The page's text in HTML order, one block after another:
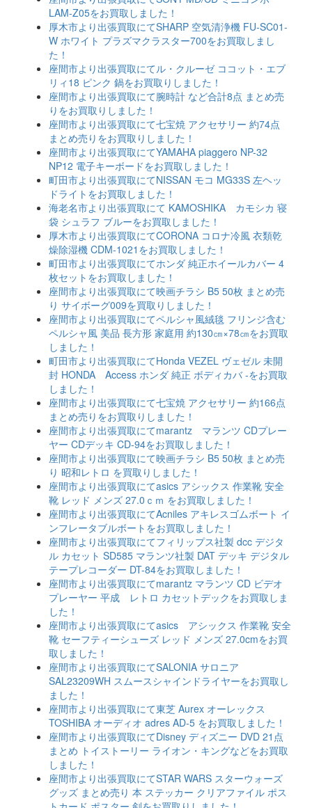
LAM-Z05をお買取しました！
厚木市より出張買取にてSHARP 空気清浄機 FU-SC01-
W ホワイト プラズマクラスター700をお買取しまし
た！
座間市より出張買取にてル・クルーゼ ココット・エブ
リィ18 ピンク 鍋をお買取りしました！
座間市より出張買取にて腕時計 など合計8点 まとめ売
りをお買取りしました！
座間市より出張買取にて七宝焼 アクセサリー 約74点
まとめ売りをお買取りしました！
座間市より出張買取にてYAMAHA piaggero NP-32
NP12 電子キーボードをお買取しました！
町田市より出張買取にてNISSAN モコ MG33S 左ヘッ
ドライトをお買取しました！
海老名市より出張買取にて KAMOSHIKA カモシカ 寝
袋 シュラフ ブルーをお買取しました！
厚木市より出張買取にてCORONA コロナ冷風 衣類乾
燥除湿機 CDM-1021をお買取しました！
町田市より出張買取にてホンダ 純正ホイールカバー 4
枚セットをお買取しました！
座間市より出張買取にて映画チラシ B5 50枚 まとめ売
り サイボーグ009を買取りしました！
座間市より出張買取にてペルシャ風絨毯 フリンジ含む
ペルシャ風 美品 長方形 家庭用 約130㎝×78㎝をお買取
しました！
町田市より出張買取にてHonda VEZEL ヴェゼル 未開
封 HONDA Access ホンダ 純正 ボディカバ -をお買取
しました！
座間市より出張買取にて七宝焼 アクセサリー 約166点
まとめ売りをお買取りしました！
座間市より出張買取にてmarantz マランツ CDプレー
ヤー CDデッキ CD-94をお買取しました！
座間市より出張買取にて映画チラシ B5 50枚 まとめ売
り 昭和レトロ を買取りしました！
座間市より出張買取にてasics アシックス 作業靴 安全
靴 レッド メンズ 27.0ｃｍ をお買取しました！
座間市より出張買取にてAcniles アキレスゴムボート イ
ンフレータブルボートをお買取しました！
座間市より出張買取にてフィリップス社製 dcc デジタ
ル カセット SD585 マランツ社製 DAT デッキ デジタル
テープレコーダー DT-84をお買取しました！
座間市より出張買取にてmarantz マランツ CD ビデオ
プレーヤー 平成 レトロ カセットデックをお買取しま
した！
座間市より出張買取にてasics アシックス 作業靴 安全
靴 セーフティーシューズ レッド メンズ 27.0cmをお買
取しました！
座間市より出張買取にてSALONIA サロニア
SAL23209WH スムースシャインドライヤーをお買取し
ました！
座間市より出張買取にて東芝 Aurex オーレックス
TOSHIBA オーディオ adres AD-5 をお買取しました！
座間市より出張買取にてDisney ディズニー DVD 21点
まとめ トイストーリー ライオン・キングなどをお買取
しました！
座間市より出張買取にてSTAR WARS スターウォーズ
グッズ まとめ売り 本 ステッカー クリアファイル ポス